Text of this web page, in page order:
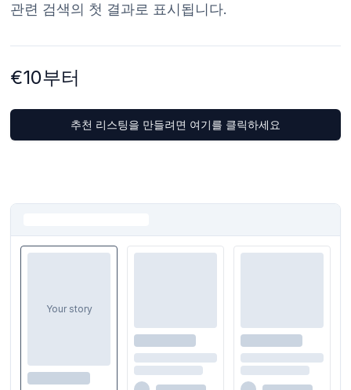
관련 검색의 첫 결과로 표시됩니다.
€10부터
추천 리스팅을 만들려면 여기를 클릭하세요
Your story